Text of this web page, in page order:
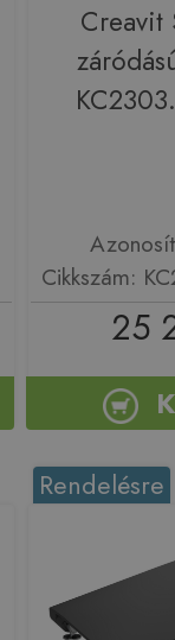
Creavit
Cikkszám:
25
Rendelésre